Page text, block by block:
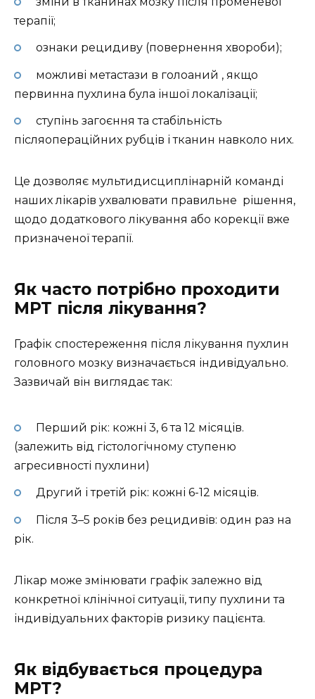
терапії;
ознаки рецидиву (повернення хвороби);
можливі метастази в голоаний , якщо
первинна пухлина була іншої локалізації;
ступінь загоєння та стабільність
післяопераційних рубців і тканин навколо них.
Це дозволяє мультидисциплінарній команді
наших лікарів ухвалювати правильне рішення,
щодо додаткового лікування або корекції вже
призначеної терапії.
Як часто потрібно проходити
МРТ після лікування?
Графік спостереження після лікування пухлин
головного мозку визначається індивідуально.
Зазвичай він виглядає так:
Перший рік: кожні 3, 6 та 12 місяців.
(залежить від гістологічному ступеню
агресивності пухлини)
Другий і третій рік: кожні 6-12 місяців.
Після 3–5 років без рецидивів: один раз на
рік.
Лікар може змінювати графік залежно від
конкретної клінічної ситуації, типу пухлини та
індивідуальних факторів ризику пацієнта.
Як відбувається процедура
МРТ?